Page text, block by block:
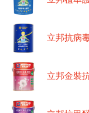
立邦抗病
立邦金裝